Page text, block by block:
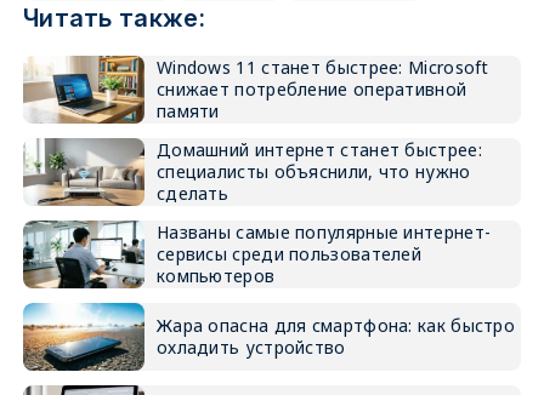
Читать также:
Windows 11 станет быстрее: Microsoft
снижает потребление оперативной
памяти
Домашний интернет станет быстрее:
специалисты объяснили, что нужно
сделать
Названы самые популярные интернет-
сервисы среди пользователей
компьютеров
Жара опасна для смартфона: как быстро
охладить устройство